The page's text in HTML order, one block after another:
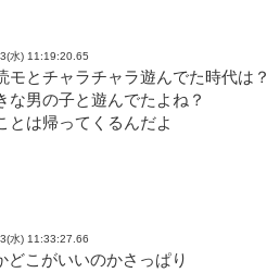
水) 11:19:20.65
モとチャラチャラ遊んでた時代は？
な男の子と遊んでたよね？
とは帰ってくるんだよ
水) 11:33:27.66
どこがいいのかさっぱり